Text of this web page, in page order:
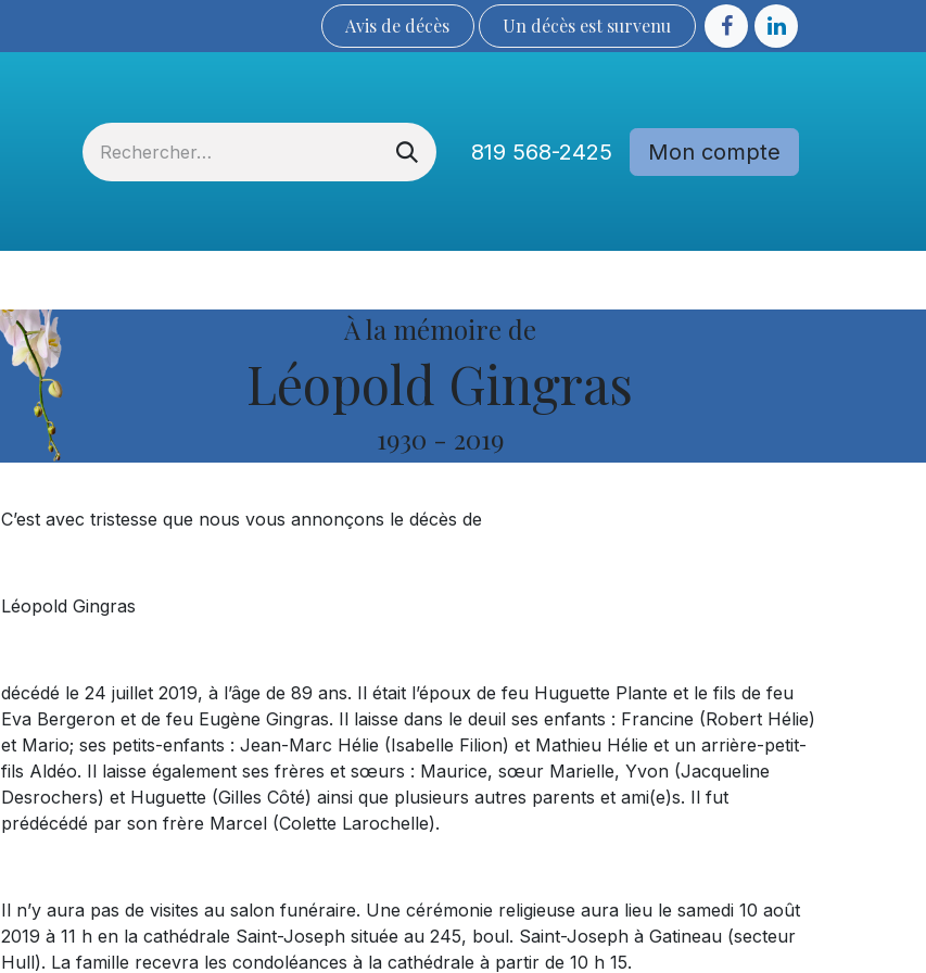
Avis de décès Un décès est sur​​​​​​​​ve​nu​​​​​​​​​​
819 568-2425 Mon compte
À la mémoire de
Léopold Gingras
1930 - 2019
C’est avec tristesse que nous vous annonçons le décès de
Léopold Gingras
décédé le 24 juillet 2019, à l’âge de 89 ans. Il était l’époux de feu Huguette Plante et le fils de feu
Eva Bergeron et de feu Eugène Gingras. Il laisse dans le deuil ses enfants : Francine (Robert Hélie)
et Mario; ses petits-enfants : Jean-Marc Hélie (Isabelle Filion) et Mathieu Hélie et un arrière-petit-
fils Aldéo. Il laisse également ses frères et sœurs : Maurice, sœur Marielle, Yvon (Jacqueline
Desrochers) et Huguette (Gilles Côté) ainsi que plusieurs autres parents et ami(e)s. Il fut
prédécédé par son frère Marcel (Colette Larochelle).
Il n’y aura pas de visites au salon funéraire. Une cérémonie religieuse aura lieu le samedi 10 août
2019 à 11 h en la cathédrale Saint-Joseph située au 245, boul. Saint-Joseph à Gatineau (secteur
Hull). La famille recevra les condoléances à la cathédrale à partir de 10 h 15.